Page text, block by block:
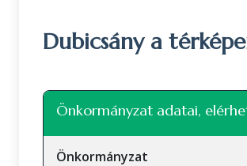
Dubicsány a
+
Önkormányzat adatai,
Önkormányzat